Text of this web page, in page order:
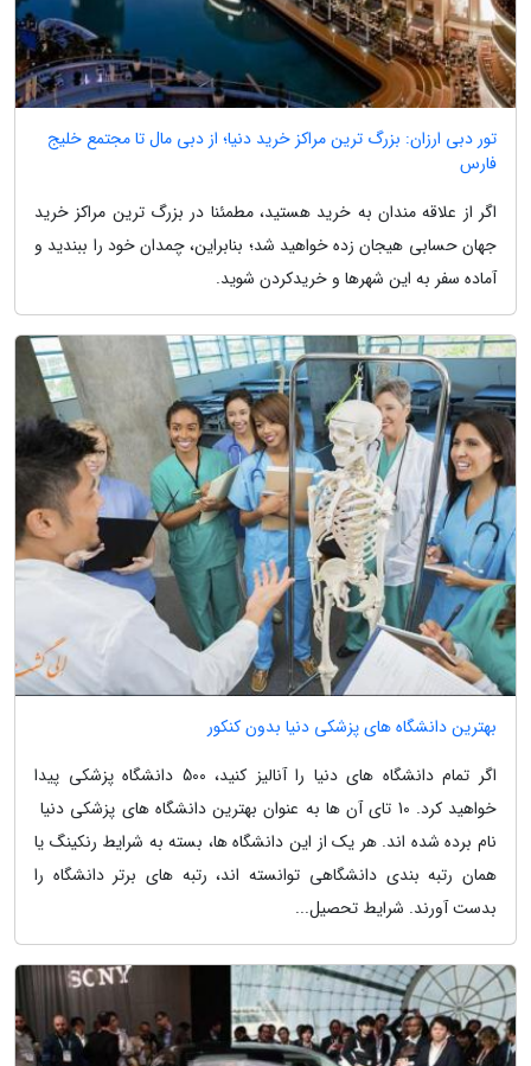
تور دبی ارزان: بزرگ ترین مراکز خرید دنیا؛ از دبی مال تا مجتمع خلیج
فارس
اگر از علاقه مندان به خرید هستید، مطمئنا در بزرگ ترین مراکز خرید
جهان حسابی هیجان زده خواهید شد؛ بنابراین، چمدان خود را ببندید و
آماده سفر به این شهرها و خریدکردن شوید.
بهترین دانشگاه های پزشکی دنیا بدون کنکور
اگر تمام دانشگاه های دنیا را آنالیز کنید، 500 دانشگاه پزشکی پیدا
خواهید کرد. 10 تای آن ها به عنوان بهترین دانشگاه های پزشکی دنیا
نام برده شده اند. هر یک از این دانشگاه ها، بسته به شرایط رنکینگ یا
همان رتبه بندی دانشگاهی توانسته اند، رتبه های برتر دانشگاه را
بدست آورند. شرایط تحصیل...